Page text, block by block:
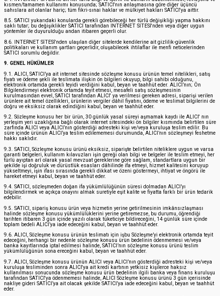
kısmen/tamamen kullanımı konusunda; SATICI'nın anlaşmasına göre diğer üçüncü
sahıslara ait olanlar hariç; tüm fikri-sınai haklar ve mülkiyet hakları SATICI'ya aittir.
8.5. SATICI yukarıdaki konularda gerekli görebileceği her türlü değişikliği yapma hakkını
saklı tutar; bu değişiklikler SATICI tarafından INTERNET SİTESİ'nden veya diğer uygun
yöntemler ile duyurulduğu andan itibaren geçerli olur.
8.6. INTERNET SİTESİ'nden ulaşılan diğer sitelerde kendilerine ait gizlilik-güvenlik
politikaları ve kullanım şartları geçerlidir, oluşabilecek ihtilaflar ile menfi neticelerinden
SATICI sorumlu değildir.
9. GENEL HÜKÜMLER
9.1. ALICI, SATICI’ya ait internet sitesinde sözleşme konusu ürünün temel nitelikleri, satış
fiyatı ve ödeme şekli ile teslimata ilişkin ön bilgileri okuyup, bilgi sahibi olduğunu,
elektronik ortamda gerekli teyidi verdiğini kabul, beyan ve taahhüt eder. ALICI’nın; Ön
Bilgilendirmeyi elektronik ortamda teyit etmesi, mesafeli satış sözleşmesinin
kurulmasından evvel, SATICI tarafından ALICI' ya verilmesi gereken adresi, siparişi verilen
ürünlere ait temel özellikleri, ürünlerin vergiler dâhil fiyatını, ödeme ve teslimat bilgilerini de
doğru ve eksiksiz olarak edindiğini kabul, beyan ve taahhüt eder.
9.2. Sözleşme konusu her bir ürün, 30 günlük yasal süreyi aşmamak kaydı ile ALICI' nın
yerleşim yeri uzaklığına bağlı olarak internet sitesindeki ön bilgiler kısmında belirtilen süre
zarfında ALICI veya ALICI’nın gösterdiği adresteki kişi ve/veya kuruluşa teslim edilir. Bu
süre içinde ürünün ALICI’ya teslim edilememesi durumunda, ALICI’nın sözleşmeyi feshetme
hakkı saklıdır.
9.3. SATICI, Sözleşme konusu ürünü eksiksiz, siparişte belirtilen niteliklere uygun ve varsa
garanti belgeleri, kullanım kılavuzları işin gereği olan bilgi ve belgeler ile teslim etmeyi, her
türlü ayıptan arî olarak yasal mevzuat gereklerine göre sağlam, standartlara uygun bir
şekilde işi doğruluk ve dürüstlük esasları dâhilinde ifa etmeyi, hizmet kalitesini koruyup
yükseltmeyi, işin ifası sırasında gerekli dikkat ve özeni göstermeyi, ihtiyat ve öngörü ile
hareket etmeyi kabul, beyan ve taahhüt eder.
9.4. SATICI, sözleşmeden doğan ifa yükümlülüğünün süresi dolmadan ALICI’yı
bilgilendirmek ve açıkça onayını almak suretiyle eşit kalite ve fiyatta farklı bir ürün tedarik
edebilir.
9.5. SATICI, sipariş konusu ürün veya hizmetin yerine getirilmesinin imkânsızlaşması
halinde sözleşme konusu yükümlülüklerini yerine getiremezse, bu durumu, öğrendiği
tarihten itibaren 3 gün içinde yazılı olarak tüketiciye bildireceğini, 14 günlük süre içinde
toplam bedeli ALICI’ya iade edeceğini kabul, beyan ve taahhüt eder.
9.6. ALICI, Sözleşme konusu ürünün teslimatı için işbu Sözleşme’yi elektronik ortamda teyit
edeceğini, herhangi bir nedenle sözleşme konusu ürün bedelinin ödenmemesi ve/veya
banka kayıtlarında iptal edilmesi halinde, SATICI’nın sözleşme konusu ürünü teslim
yükümlülüğünün sona ereceğini kabul, beyan ve taahhüt eder.
9.7. ALICI, Sözleşme konusu ürünün ALICI veya ALICI’nın gösterdiği adresteki kişi ve/veya
kuruluşa tesliminden sonra ALICI'ya ait kredi kartının yetkisiz kişilerce haksız
kullanılması sonucunda sözleşme konusu ürün bedelinin ilgili banka veya finans kuruluşu
tarafından SATICI'ya ödenmemesi halinde, ALICI Sözleşme konusu ürünü 3 gün içerisinde
nakliye gideri SATICI’ya ait olacak şekilde SATICI’ya iade edeceğini kabul, beyan ve taahhüt
eder.